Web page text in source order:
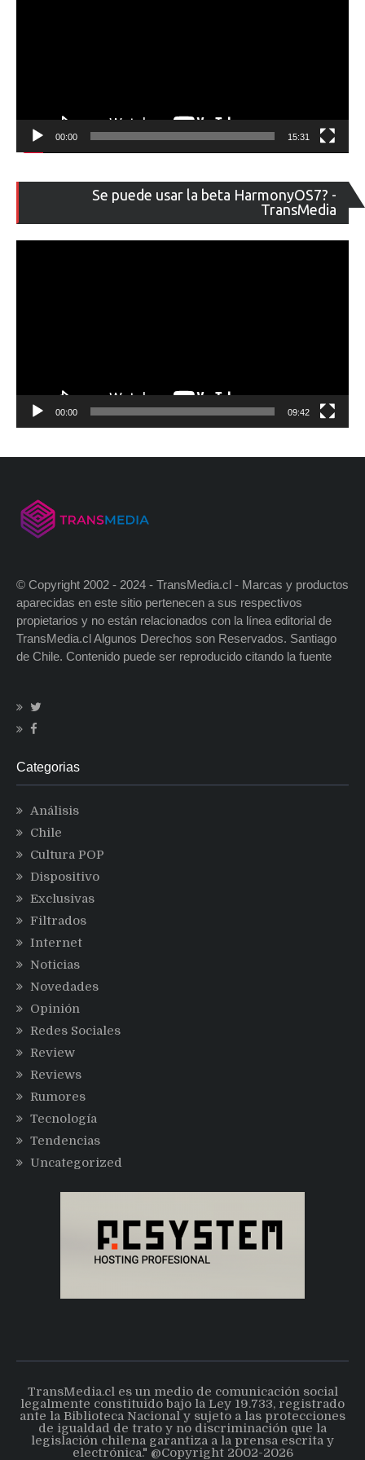
00:00 15:31
Se puede usar la beta HarmonyOS7? -
TransMedia
de
00:00 09:42
© Copyright 2002 - 2024 - TransMedia.cl - Marcas y productos
aparecidas en este sitio pertenecen a sus respectivos
propietarios y no están relacionados con la línea editorial de
TransMedia.cl Algunos Derechos son Reservados. Santiago
de Chile. Contenido puede ser reproducido citando la fuente
Categorias
Análisis
Chile
Cultura POP
Dispositivo
Exclusivas
Filtrados
Internet
Noticias
Novedades
Opinión
Redes Sociales
Review
Reviews
Rumores
Tecnología
Tendencias
Uncategorized
TransMedia.cl es un medio de comunicación social
legalmente constituido bajo la Ley 19.733, registrado
ante la Biblioteca Nacional y sujeto a las protecciones
de igualdad de trato y no discriminación que la
legislación chilena garantiza a la prensa escrita y
electrónica." @Copyright 2002-2026